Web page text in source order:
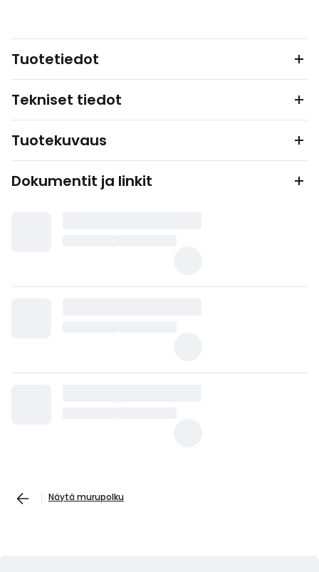
Tuotetiedot
Tekniset tiedot
Tuotekuvaus
Dokumentit ja linkit
Näytä murupolku